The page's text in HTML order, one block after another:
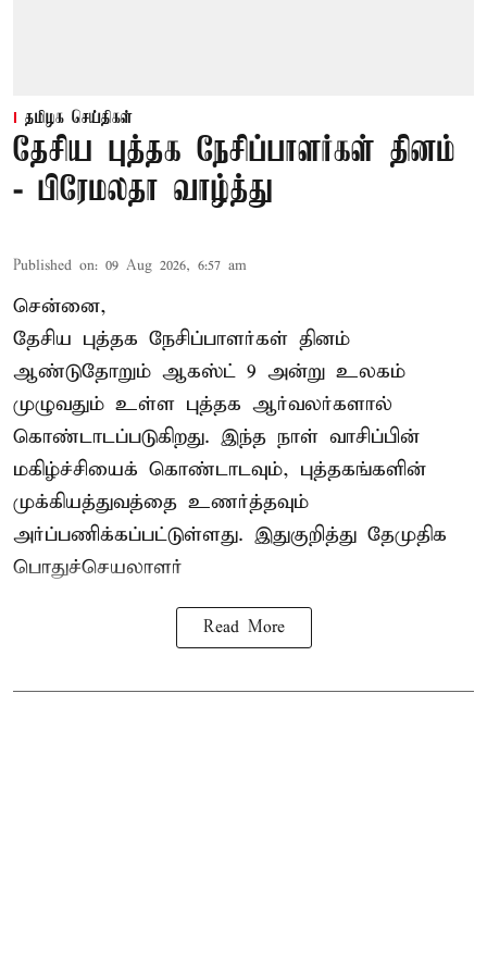
தமிழக செய்திகள்
தேசிய புத்தக நேசிப்பாளர்கள் தினம்
- பிரேமலதா வாழ்த்து
Published on: 09 Aug 2026, 6:57 am
சென்னை,
தேசிய புத்தக நேசிப்பாளர்கள் தினம்
ஆண்டுதோறும் ஆகஸ்ட் 9 அன்று உலகம்
முழுவதும் உள்ள புத்தக ஆர்வலர்களால்
கொண்டாடப்படுகிறது. இந்த நாள் வாசிப்பின்
மகிழ்ச்சியைக் கொண்டாடவும், புத்தகங்களின்
முக்கியத்துவத்தை உணர்த்தவும்
அர்ப்பணிக்கப்பட்டுள்ளது. இதுகுறித்து தேமுதிக
பொதுச்செயலாளர்
Read More